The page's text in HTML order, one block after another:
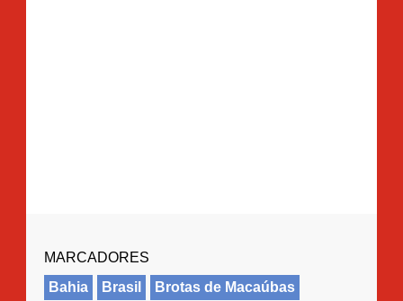
MARCADORES
Bahia
Brasil
Brotas de Macaúbas